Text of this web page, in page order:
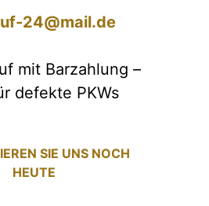
24@mail.de
mit Barzahlung –
defekte PKWs
SIE UNS NOCH
HEUTE